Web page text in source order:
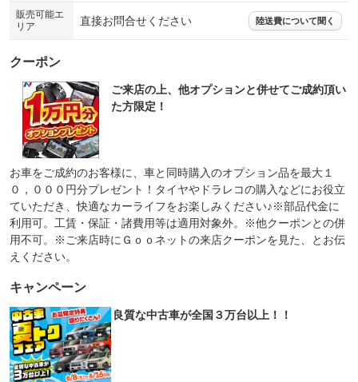
販売可能エ
リア
直接お問合せください 陸送費について聞く
クーポン
ご来店の上、他オプションと併せてご成約頂い
た方限定！
お車をご成約のお客様に、車と同時購入のオプション品を最大１
０，０００円分プレゼント！タイヤやドラレコの購入などにお役立
ていただき、快適なカーライフをお楽しみください♪※部品代金に
利用可。工賃・保証・諸費用等は適用対象外。※他クーポンとの併
用不可。※ご来店時にＧｏｏネットの来店クーポンを見た、とお伝
えください。
キャンペーン
良質な中古車が全国３万台以上！！